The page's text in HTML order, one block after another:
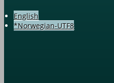
English
*Norwegian-UTF8